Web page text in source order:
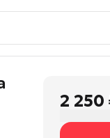
2 250